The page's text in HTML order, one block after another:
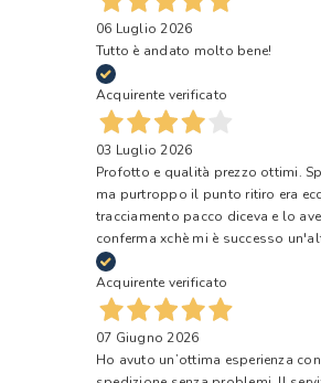
06 Luglio 2026
Tutto è andato molto bene!
Acquirente verificato
03 Luglio 2026
Profotto e qualità prezzo ottimi.
ma purtroppo il punto ritiro era
tracciamento pacco diceva e lo
conferma xchè mi è successo
Acquirente verificato
07 Giugno 2026
Ho avuto un’ottima esperienza